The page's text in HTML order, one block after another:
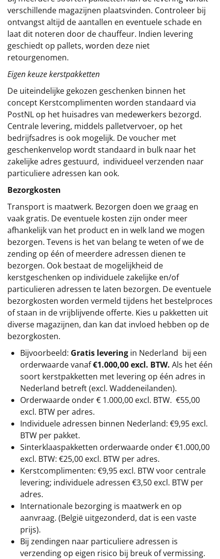
verschillende magazijnen plaatsvinden. Controleer bij
ontvangst altijd de aantallen en eventuele schade en
laat dit noteren door de chauffeur. Indien levering
geschiedt op pallets, worden deze niet
retourgenomen.
Eigen keuze kerstpakketten
De uiteindelijke gekozen geschenken binnen het
concept Kerstcomplimenten worden standaard via
PostNL op het huisadres van medewerkers bezorgd.
Centrale levering, middels palletvervoer, op het
bedrijfsadres is ook mogelijk. De voucher met
geschenkenvelop wordt standaard in bulk naar het
zakelijke adres gestuurd, individueel verzenden naar
particuliere adressen kan ook.
Bezorgkosten
Transport is maatwerk. Bezorgen doen we graag en
vaak gratis. De eventuele kosten zijn onder meer
afhankelijk van het product en in welk land we mogen
bezorgen. Tevens is het van belang te weten of we de
zending op één of meerdere adressen dienen te
bezorgen. Ook bestaat de mogelijkheid de
kerstgeschenken op individuele zakelijke en/of
particulieren adressen te laten bezorgen. De eventuele
bezorgkosten worden vermeld tijdens het bestelproces
of staan in de vrijblijvende offerte. Kies u pakketten uit
diverse magazijnen, dan kan dat invloed hebben op de
bezorgkosten.
Bijvoorbeeld: Gratis levering in Nederland bij een
orderwaarde vanaf€1.000,00 excl. BTW. Als het één
soort kerstpakketten met levering op één adres in
Nederland betreft (excl. Waddeneilanden).
Orderwaarde onder € 1.000,00 excl. BTW. €55,00
excl. BTW per adres.
Individuele adressen binnen Nederland: €9,95 excl.
BTW per pakket.
Sinterklaaspakketten orderwaarde onder €1.000,00
excl. BTW: €25,00 excl. BTW per adres.
Kerstcomplimenten: €9,95 excl. BTW voor centrale
levering; individuele adressen €3,50 excl. BTW per
adres.
Internationale bezorging is maatwerk en op
aanvraag. (België uitgezonderd, dat is een vaste
prijs).
Bij zendingen naar particuliere adressen is
verzending op eigen risico bij breuk of vermissing.